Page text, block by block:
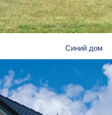
Синий дом